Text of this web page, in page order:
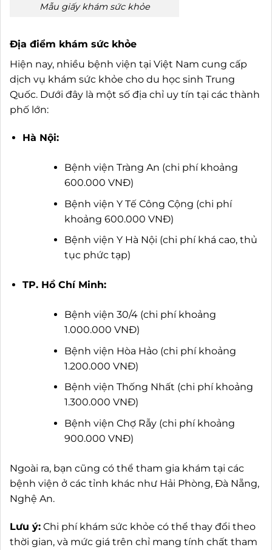
Mẫu giấy khám sức khỏe
Địa điểm khám sức khỏe
Hiện nay, nhiều bệnh viện tại Việt Nam cung cấp
dịch vụ khám sức khỏe cho du học sinh Trung
Quốc. Dưới đây là một số địa chỉ uy tín tại các thành
phố lớn:
Hà Nội:
Bệnh viện Tràng An (chi phí khoảng
600.000 VNĐ)
Bệnh viện Y Tế Công Cộng (chi phí
khoảng 600.000 VNĐ)
Bệnh viện Y Hà Nội (chi phí khá cao, thủ
tục phức tạp)
TP. Hồ Chí Minh:
Bệnh viện 30/4 (chi phí khoảng
1.000.000 VNĐ)
Bệnh viện Hòa Hảo (chi phí khoảng
1.200.000 VNĐ)
Bệnh viện Thống Nhất (chi phí khoảng
1.300.000 VNĐ)
Bệnh viện Chợ Rẫy (chi phí khoảng
900.000 VNĐ)
Ngoài ra, bạn cũng có thể tham gia khám tại các
bệnh viện ở các tỉnh khác như Hải Phòng, Đà Nẵng,
Nghệ An.
Lưu ý: Chi phí khám sức khỏe có thể thay đổi theo
thời gian, và mức giá trên chỉ mang tính chất tham